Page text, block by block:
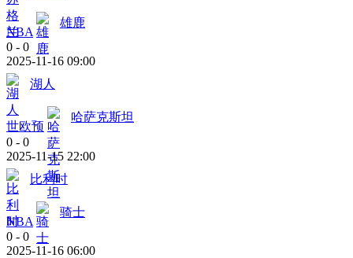
NBA
雄鹿
0 - 0
2025-11-16 09:00
湖人
世欧预
哈萨克斯坦
0 - 0
2025-11-15 22:00
比利时
NBA
骑士
0 - 0
2025-11-16 06:00